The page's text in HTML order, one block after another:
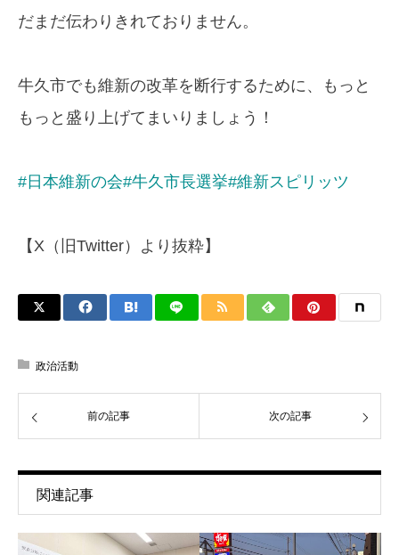
だまだ伝わりきれておりません。
牛久市でも維新の改革を断行するために、もっと
もっと盛り上げてまいりましょう！
#日本維新の会#牛久市長選挙#維新スピリッツ
【X（旧Twitter）より抜粋】
政治活動
前の記事 次の記事
関連記事